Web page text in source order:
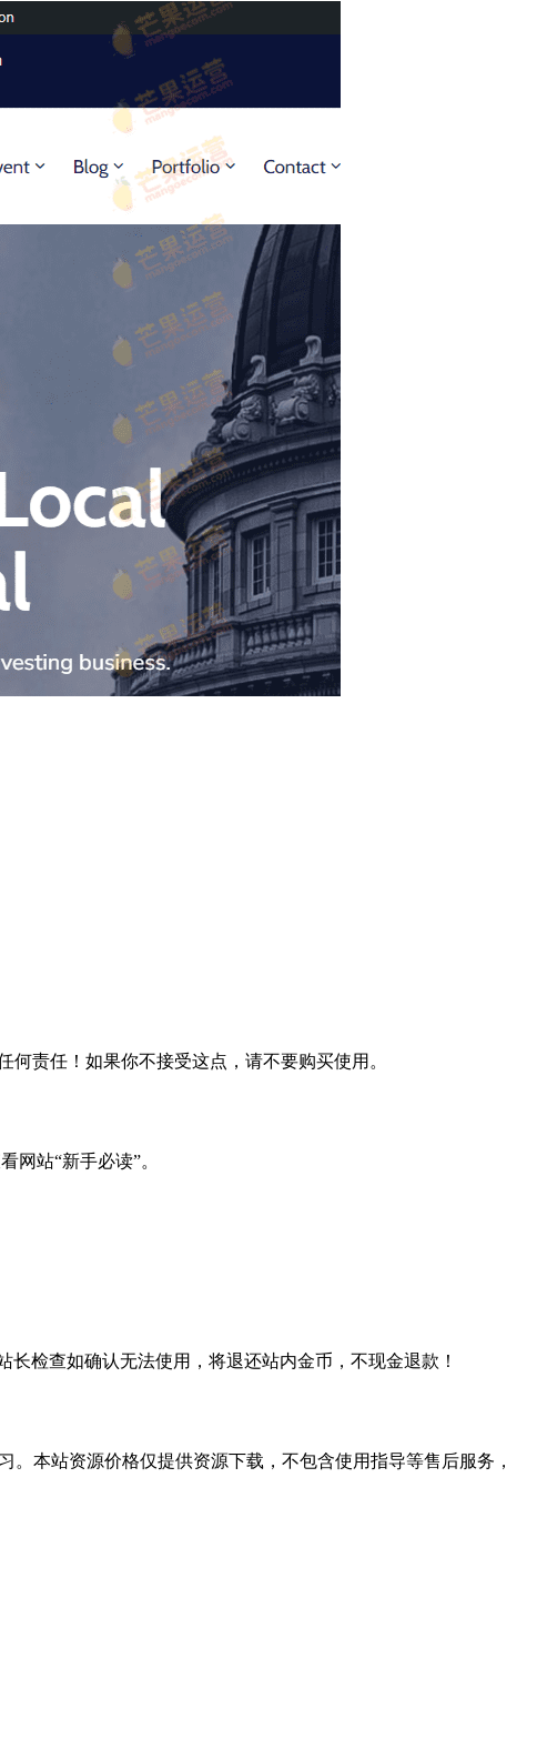
责任！如果你不接受这点，请不要购买使用。
网站“新手必读”。
检查如确认无法使用，将退还站内金币，不现金退款！
。本站资源价格仅提供资源下载，不包含使用指导等售后服务，